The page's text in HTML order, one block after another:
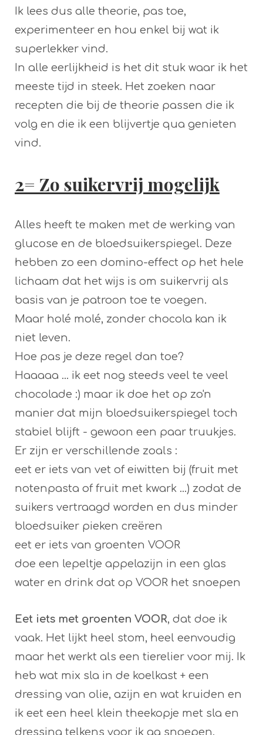
Ik lees dus alle theorie, pas toe,
experimenteer en hou enkel bij wat ik
superlekker vind.
In alle eerlijkheid is het dit stuk waar ik het
meeste tijd in steek. Het zoeken naar
recepten die bij de theorie passen die ik
volg en die ik een blijvertje qua genieten
vind.
2= Zo suikervrij mogelijk
Alles heeft te maken met de werking van
glucose en de bloedsuikerspiegel. Deze
hebben zo een domino-effect op het hele
lichaam dat het wijs is om suikervrij als
basis van je patroon toe te voegen.
Maar holé molé, zonder chocola kan ik
niet leven.
Hoe pas je deze regel dan toe?
Haaaaa ... ik eet nog steeds veel te veel
chocolade :) maar ik doe het op zo'n
manier dat mijn bloedsuikerspiegel toch
stabiel blijft - gewoon een paar truukjes.
Er zijn er verschillende zoals :
eet er iets van vet of eiwitten bij (fruit met
notenpasta of fruit met kwark ...) zodat de
suikers vertraagd worden en dus minder
bloedsuiker pieken creëren
eet er iets van groenten VOOR
doe een lepeltje appelazijn in een glas
water en drink dat op VOOR het snoepen
Eet iets met groenten VOOR, dat doe ik
vaak. Het lijkt heel stom, heel eenvoudig
maar het werkt als een tierelier voor mij. Ik
heb wat mix sla in de koelkast + een
dressing van olie, azijn en wat kruiden en
ik eet een heel klein theekopje met sla en
dressing telkens voor ik ga snoepen.